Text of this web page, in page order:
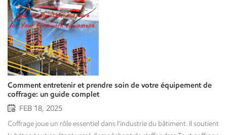
Comment entretenir et prendre soin de votre équipement de
coffrage: un guide complet
FEB 18, 2025
Coffrage joue un rôle essentiel dans l'industrie du bâtiment. Il soutient